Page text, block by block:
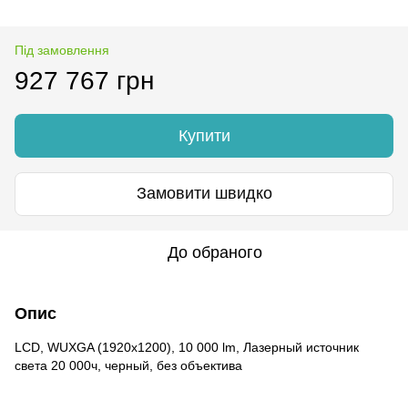
Під замовлення
927 767 грн
Купити
Замовити швидко
До обраного
Опис
LCD, WUXGA (1920x1200), 10 000 lm, Лазерный источник
света 20 000ч, черный, без объектива